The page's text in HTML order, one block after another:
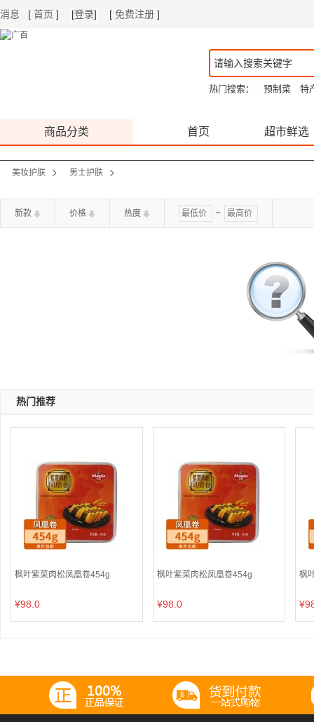
消息 [ 首页 ] [登录] [ 免费注册 ]
热门搜索： 预制菜 特
商品分类 首页 超市鲜选
美妆护肤 男士护肤
新款 价格 热度 ~
热门推荐
枫叶紫菜肉松凤凰卷454g
¥98.0
枫叶紫菜肉松凤凰卷454g
¥98.0
枫